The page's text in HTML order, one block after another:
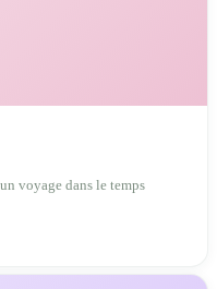
voyage dans le temps